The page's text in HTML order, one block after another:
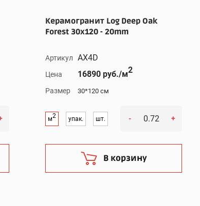
Керамогранит Log Deep Oak
Forest 30x120 - 20mm
Артикул AX4D
Цена 16890 руб./м2
Размер 30*120 см
м2 упак. шт. - +
В корзину